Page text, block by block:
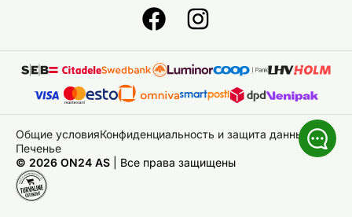
© 2026 ON24 AS Bce права защищены
Общие условияКонфиденциальность и защита данных
Печенье